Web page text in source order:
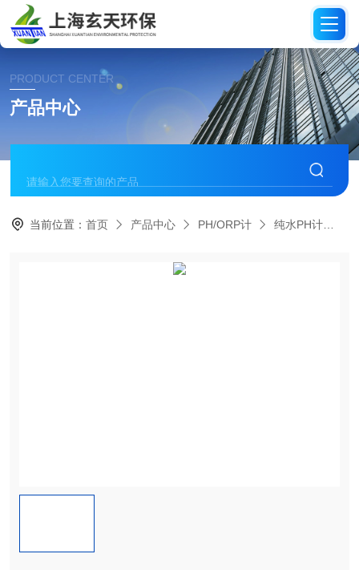
PRODUCT CENTER
产品中心
当前位置：首页 产品中心 PH/ORP计 纯水PH计